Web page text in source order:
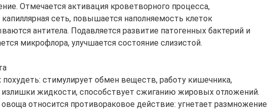
Отмечается активация кроветворного процесса,
сеть, повышается наполняемость клеток
антитела. Подавляется развитие патогенных бактерий и
микрофлора, улучшается состояние слизистой.
стимулирует обмен веществ, работу кишечника,
жидкости, способствует сжиганию жировых отложений.
относится противораковое действие: угнетает размножение